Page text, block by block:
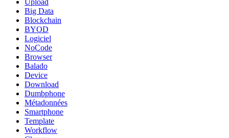
Upload
Big Data
Blockchain
BYOD
Logiciel
NoCode
Browser
Balado
Device
Download
Dumbphone
Métadonnées
Smartphone
Template
Workflow